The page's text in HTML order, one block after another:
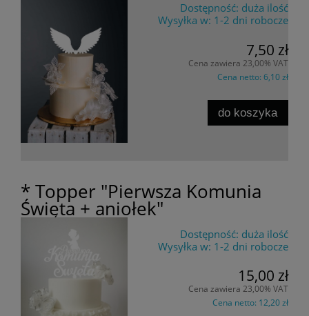
Dostępność: duża ilość
Wysyłka w: 1-2 dni robocze
7,50 zł
Cena zawiera 23,00% VAT
Cena netto: 6,10 zł
do koszyka
* Topper "Pierwsza Komunia
Święta + aniołek"
Dostępność: duża ilość
Wysyłka w: 1-2 dni robocze
15,00 zł
Cena zawiera 23,00% VAT
Cena netto: 12,20 zł